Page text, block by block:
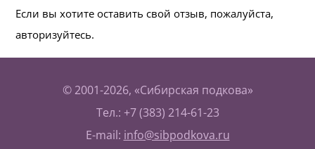
Если вы хотите оставить свой отзыв, пожалуйста,
авторизуйтесь.
© 2001-2026, «Сибирская подкова»
Тел.: +7 (383) 214-61-23
E-mail: info@sibpodkova.ru